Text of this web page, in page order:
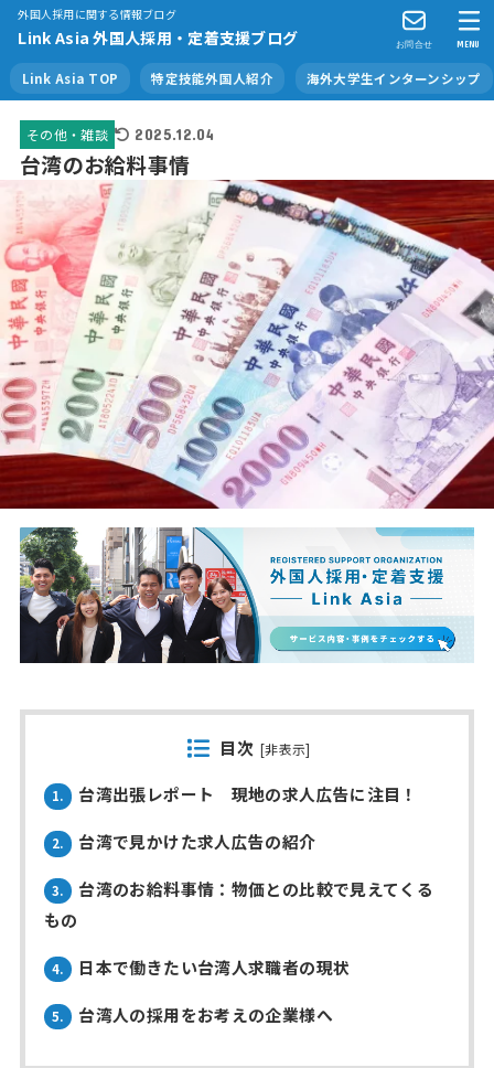
外国人採用に関する情報ブログ
Link Asia 外国人採用・定着支援ブログ
Link Asia TOP 特定技能外国人紹介 海外大学生インターンシップ
お問合せ MENU
その他・雑談 2025.12.04
台湾のお給料事情
目次 [非表示]
1. 台湾出張レポート 現地の求人広告に注目！
2. 台湾で見かけた求人広告の紹介
3.
台湾のお給料事情：物価との比較で見えてくる
もの
4. 日本で働きたい台湾人求職者の現状
5. 台湾人の採用をお考えの企業様へ